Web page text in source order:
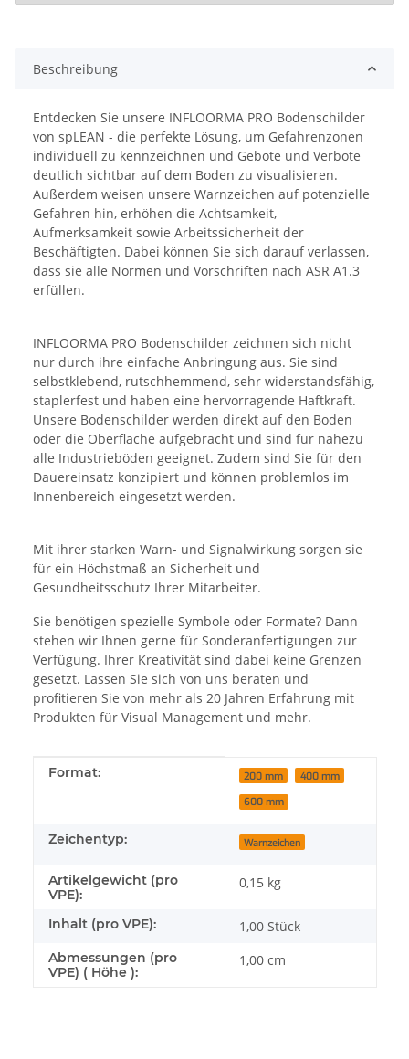
Beschreibung
Entdecken Sie unsere INFLOORMA PRO Bodenschilder
von spLEAN - die perfekte Lösung, um Gefahrenzonen
individuell zu kennzeichnen und Gebote und Verbote
deutlich sichtbar auf dem Boden zu visualisieren.
Außerdem weisen unsere Warnzeichen auf potenzielle
Gefahren hin, erhöhen die Achtsamkeit,
Aufmerksamkeit sowie Arbeitssicherheit der
Beschäftigten. Dabei können Sie sich darauf verlassen,
dass sie alle Normen und Vorschriften nach ASR A1.3
erfüllen.
INFLOORMA PRO Bodenschilder zeichnen sich nicht
nur durch ihre einfache Anbringung aus. Sie sind
selbstklebend, rutschhemmend, sehr widerstandsfähig,
staplerfest und haben eine hervorragende Haftkraft.
Unsere Bodenschilder werden direkt auf den Boden
oder die Oberfläche aufgebracht und sind für nahezu
alle Industrieböden geeignet. Zudem sind Sie für den
Dauereinsatz konzipiert und können problemlos im
Innenbereich eingesetzt werden.
Mit ihrer starken Warn- und Signalwirkung sorgen sie
für ein Höchstmaß an Sicherheit und
Gesundheitsschutz Ihrer Mitarbeiter.
Sie benötigen spezielle Symbole oder Formate? Dann
stehen wir Ihnen gerne für Sonderanfertigungen zur
Verfügung. Ihrer Kreativität sind dabei keine Grenzen
gesetzt. Lassen Sie sich von uns beraten und
profitieren Sie von mehr als 20 Jahren Erfahrung mit
Produkten für Visual Management und mehr.
Produkteigenschaft
Wert
Format: 200 mm 400 mm
600 mm
Zeichentyp: Warnzeichen
Artikelgewicht (pro
VPE):
0,15 kg
Inhalt (pro VPE): 1,00 Stück
Abmessungen (pro
VPE) ( Höhe ):
1,00 cm